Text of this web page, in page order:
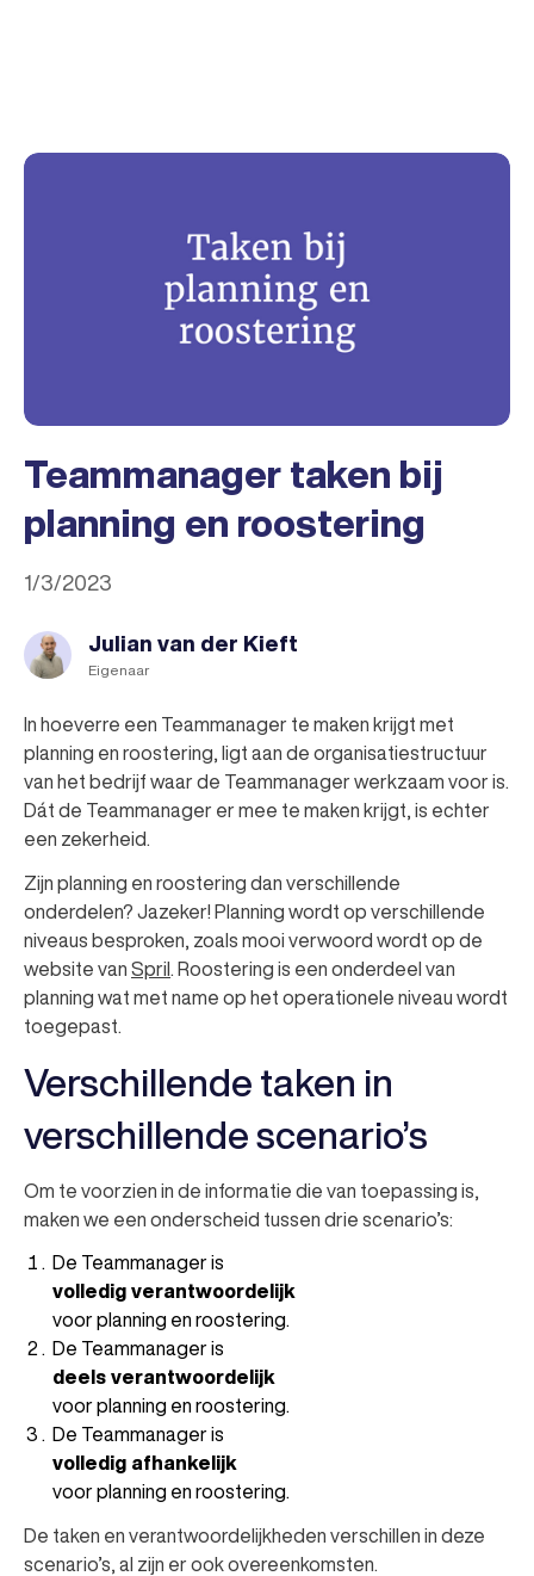
Teammanager taken bij
planning en roostering
1/3/2023
Julian van der Kieft
Eigenaar
In hoeverre een Teammanager te maken krijgt met
planning en roostering, ligt aan de organisatiestructuur
van het bedrijf waar de Teammanager werkzaam voor is.
Dát de Teammanager er mee te maken krijgt, is echter
een zekerheid.
Zijn planning en roostering dan verschillende
onderdelen? Jazeker! Planning wordt op verschillende
niveaus besproken, zoals mooi verwoord wordt op de
website van Spril
. Roostering is een onderdeel van
planning wat met name op het operationele niveau wordt
toegepast.
Verschillende taken in
verschillende scenario’s
Om te voorzien in de informatie die van toepassing is,
maken we een onderscheid tussen drie scenario’s:
De Teammanager is
volledig verantwoordelijk
voor planning en roostering.
De Teammanager is
deels verantwoordelijk
voor planning en roostering.
De Teammanager is
volledig afhankelijk
voor planning en roostering.
De taken en verantwoordelijkheden verschillen in deze
scenario’s, al zijn er ook overeenkomsten.